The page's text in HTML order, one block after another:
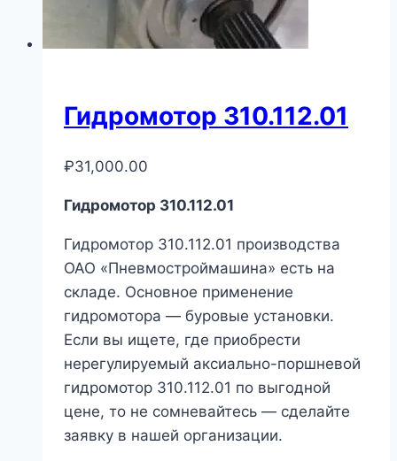
Гидромотор 310.112.01
₽31,000.00
Гидромотор 310.112.01
Гидромотор 310.112.01 производства
ОАО «Пневмостроймашина» есть на
складе. Основное применение
гидромотора — буровые установки.
Если вы ищете, где приобрести
нерегулируемый аксиально-поршневой
гидромотор 310.112.01 по выгодной
цене, то не сомневайтесь — сделайте
заявку в нашей организации.